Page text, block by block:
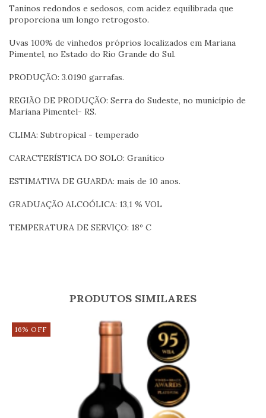
Taninos redondos e sedosos, com acidez equilibrada que
proporciona um longo retrogosto.
Uvas 100% de vinhedos próprios localizados em Mariana
Pimentel, no Estado do Rio Grande do Sul.
PRODUÇÃO: 3.0190 garrafas.
REGIÃO DE PRODUÇÃO: Serra do Sudeste, no município de
Mariana Pimentel- RS.
CLIMA: Subtropical - temperado
CARACTERÍSTICA DO SOLO: Granítico
ESTIMATIVA DE GUARDA: mais de 10 anos.
GRADUAÇÃO ALCOÓLICA: 13,1 % VOL
TEMPERATURA DE SERVIÇO: 18º C
PRODUTOS SIMILARES
16% OFF